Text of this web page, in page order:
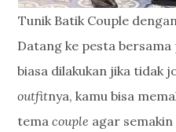
Tunik Batik Couple
Datang ke pesta bersama
biasa dilakukan jika tidak
outfitnya, kamu bisa
temacouple agar